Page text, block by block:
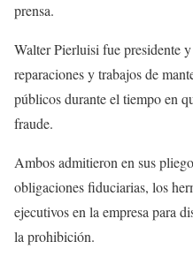
prensa.
Walter Pierluisi fue presidente
reparaciones y trabajos de
públicos durante el tiempo en
fraude.
Ambos admitieron en sus
obligaciones fiduciarias, los
ejecutivos en la empresa para
la prohibición.